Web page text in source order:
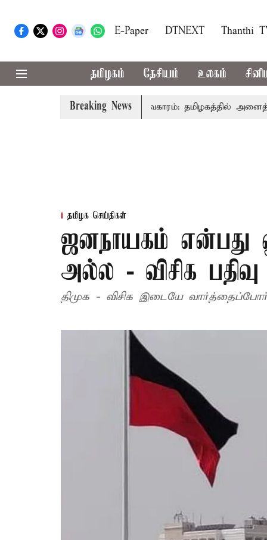
E-Paper DTNEXT Thanthi
தமிழகம் தேசியம் உலகம்
Breaking News
காவிரி விவகாரம்: தமிழகத்தில் அனைத்து
தமிழக செய்திகள்
ஜனநாயகம் என்பது
அல்ல - விசிக பதிவு
திமுக - விசிக இடையே வார்த்தைப்போர்